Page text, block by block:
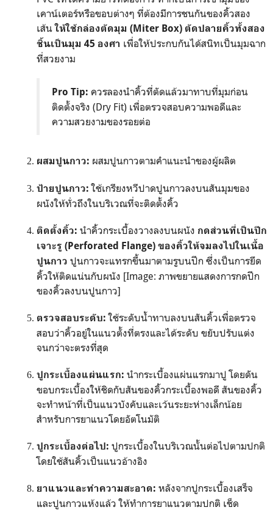
เคาน์เตอร์หรือขอบต่างๆ ที่ต้องมีการชนกันของคิ้วสอง
เส้นให้ใช้กล่องตัดมุม (Miter Box) ตัดปลายคิ้วทั้งสอง
ชิ้นเป็นมุม 45 องศา เพื่อให้ประกบกันได้สนิทเป็นมุมฉาก
ที่สวยงาม
Pro Tip: ควรลองนำคิ้วที่ตัดแล้วมาทาบที่มุมก่อน
ติดตั้งจริง (Dry Fit) เพื่อตรวจสอบความพอดีและ
ความสวยงามของรอยต่อ
ผสมปูนกาว: ผสมปูนกาวตามคำแนะนำของผู้ผลิต
ป้ายปูนกาว: ใช้เกรียงหวีปาดปูนกาวลงบนสันมุมของ
ผนังให้ทั่วถึงในบริเวณที่จะติดตั้งคิ้ว
ติดตั้งคิ้ว: นำคิ้วกระเบื้องวางลงบนผนัง กดส่วนที่เป็นปีก
เจาะรู (Perforated Flange) ของคิ้วให้จมลงไปในเนื้อ
ปูนกาว ปูนกาวจะแทรกขึ้นมาตามรูบนปีก ซึ่งเป็นการยึด
คิ้วให้ติดแน่นกับผนัง [Image: ภาพขยายแสดงการกดปีก
ของคิ้วลงบนปูนกาว]
ตรวจสอบระดับ: ใช้ระดับน้ำทาบลงบนสันคิ้วเพื่อตรวจ
สอบว่าคิ้วอยู่ในแนวตั้งที่ตรงและได้ระดับ ขยับปรับแต่ง
จนกว่าจะตรงที่สุด
ปูกระเบื้องแผ่นแรก: นำกระเบื้องแผ่นแรกมาปู โดยดัน
ขอบกระเบื้องให้ชิดกับสันของคิ้วกระเบื้องพอดี สันของคิ้ว
จะทำหน้าที่เป็นแนวบังคับและเว้นระยะห่างเล็กน้อย
สำหรับการยาแนวโดยอัตโนมัติ
ปูกระเบื้องต่อไป: ปูกระเบื้องในบริเวณนั้นต่อไปตามปกติ
โดยใช้สันคิ้วเป็นแนวอ้างอิง
ยาแนวและทำความสะอาด: หลังจากปูกระเบื้องเสร็จ
และปูนกาวแห้งแล้ว ให้ทำการยาแนวตามปกติ เช็ด